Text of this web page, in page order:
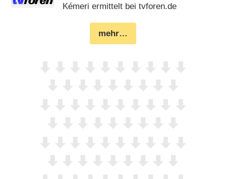
Kémeri ermittelt bei tvforen.de
mehr…